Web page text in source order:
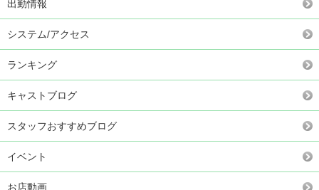
出勤情報
システム/アクセス
ランキング
キャストブログ
スタッフおすすめブログ
イベント
お店動画